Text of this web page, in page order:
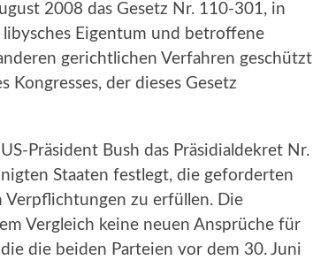
2008 das Gesetz Nr. 110-301, in
Eigentum und betroffene
gerichtlichen Verfahren geschützt
Kongresses, der dieses Gesetz
Präsident Bush das Präsidialdekret Nr.
Staaten festlegt, die geforderten
Verpflichtungen zu erfüllen. Die
Vergleich keine neuen Ansprüche für
die beiden Parteien vor dem 30. Juni